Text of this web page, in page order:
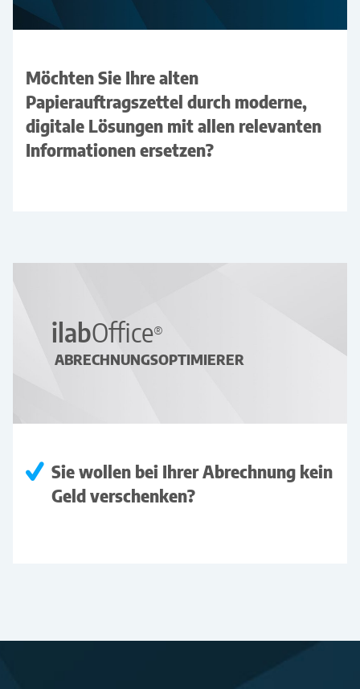
Möchten Sie Ihre alten
Papierauftragszettel durch moderne,
digitale Lösungen mit allen relevanten
Informationen ersetzen?
ilabOffice®
ABRECHNUNGSOPTIMIERER
Sie wollen bei Ihrer Abrechnung kein
Geld verschenken?